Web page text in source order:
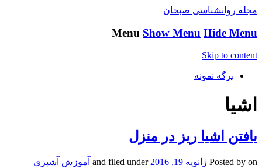
مجله روانشناسی صبحان
Menu Show Menu Hide Menu
Skip to content
برگه نمونه
اشیا
یافتن اشیا ریز در منزل
Posted by on ژانویه 19, 2016 and filed under آموزش آشپزی